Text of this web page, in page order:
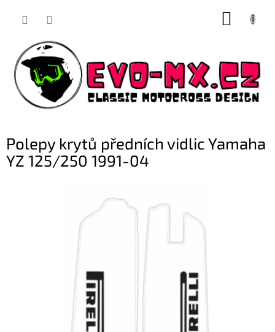
Polepy krytů předních vidlic Yamaha
YZ 125/250 1991-04